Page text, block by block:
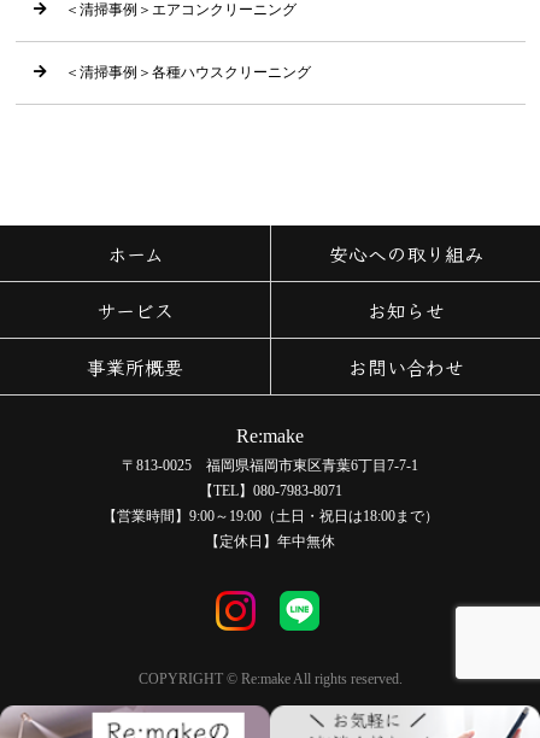
＜清掃事例＞エアコンクリーニング
＜清掃事例＞各種ハウスクリーニング
ホーム
安心への取り組み
サービス
お知らせ
事業所概要
お問い合わせ
Re:make
〒813-0025 福岡県福岡市東区青葉6丁目7-7-1
【TEL】080-7983-8071
【営業時間】9:00～19:00（土日・祝日は18:00まで）
【定休日】年中無休
COPYRIGHT © Re:make All rights reserved.